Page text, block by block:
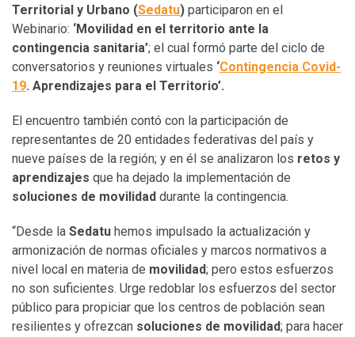
Territorial y Urbano (Sedatu) participaron en el
Webinario: ‘Movilidad en el territorio ante la
contingencia sanitaria’; el cual formó parte del ciclo de
conversatorios y reuniones virtuales ‘Contingencia Covid-
19. Aprendizajes para el Territorio’.
El encuentro también contó con la participación de
representantes de 20 entidades federativas del país y
nueve países de la región; y en él se analizaron los retos y
aprendizajes que ha dejado la implementación de
soluciones de movilidad durante la contingencia.
“Desde la Sedatu hemos impulsado la actualización y
armonización de normas oficiales y marcos normativos a
nivel local en materia de movilidad; pero estos esfuerzos
no son suficientes. Urge redoblar los esfuerzos del sector
público para propiciar que los centros de población sean
resilientes y ofrezcan soluciones de movilidad; para hacer